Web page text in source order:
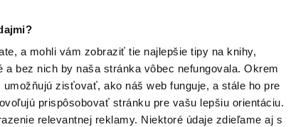
a mohli vám zobraziť tie najlepšie tipy na knihy,
bez nich by naša stránka vôbec nefungovala. Okrem
zisťovať, ako náš web funguje, a stále ho pre
prispôsobovať stránku pre vašu lepšiu orientáciu.
relevantnej reklamy. Niektoré údaje zdieľame aj s